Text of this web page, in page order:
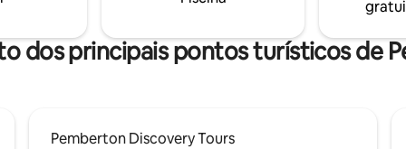
há acesso Wi-Fi e apenas
vital com a terra através de
dos principais pontos turísticos de
Pemberton Discovery Tours